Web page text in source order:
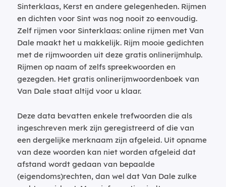
Sinterklaas, Kerst en andere gelegenheden. Rijmen
en dichten voor Sint was nog nooit zo eenvoudig.
Zelf rijmen voor Sinterklaas: online rijmen met Van
Dale maakt het u makkelijk. Rijm mooie gedichten
met de rijmwoorden uit deze gratis onlinerijmhulp.
Rijmen op naam of zelfs spreekwoorden en
gezegden. Het gratis onlinerijmwoordenboek van
Van Dale staat altijd voor u klaar.
Deze data bevatten enkele trefwoorden die als
ingeschreven merk zijn geregistreerd of die van
een dergelijke merknaam zijn afgeleid. Uit opname
van deze woorden kan niet worden afgeleid dat
afstand wordt gedaan van bepaalde
(eigendoms)rechten, dan wel dat Van Dale zulke